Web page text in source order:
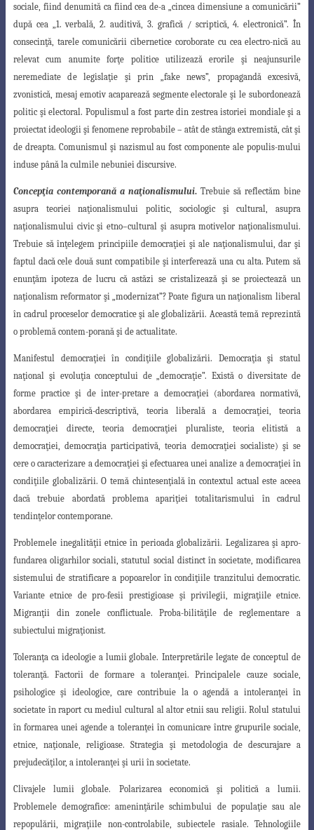
sociale, fiind denumită ca fiind cea de-a „cincea dimensiune a comunicării”
după cea „1. verbală, 2. auditivă, 3. grafică / scriptică , 4. electronică”. În
consecinţă, tarele comunicării cibernetice coroborate cu cea electro-nică au
relevat cum anumite forţe politice utilizează erorile şi neajunsurile
neremediatede legislaţie şi prin „fake news”, propagandă excesivă,
zvonistică, mesaj emotiv acaparează segmente electorale şi le subordonează
politic şi electoral. Populismul a fost parte din zestrea istoriei mondiale şi a
proiectat ideologii şi fenomene reprobabile – atât de stânga extremistă, cât şi
de dreapta. Comunismul şi nazismul au fost componente ale populis-mului
induse până la culmile nebuniei discursive.
Concepţia contemporană a naţionalismului. Trebuie să reflectăm bine
asupra teoriei naţionalismului politic, sociologic şi cultural, asupra
naţionalismului civic şi etno–cultural şi asupra motivelor naţionalismului.
Trebuie să înţelegem principiile democraţiei şi ale naţionalismului, dar şi
faptul dacă cele două sunt compatibile şi interferează una cu alta. Putem să
enunţăm ipoteza de lucru că astăzi se cristalizează şi se proiectează un
naţionalism reformator şi „modernizat”? Poate figura un naţionalism liberal
în cadrulproceselor democratice şi ale globalizării. Această temă reprezintă
o problemă contem-porană şi de actualitate.
Manifestul democraţiei în condiţiile globalizării. Democraţia şi statul
naţional şi evoluţia conceptului de „democraţie”. Există o diversitate de
forme practice şi de inter-pretare a democraţiei (abordarea normativă,
abordarea empirică-descriptivă, teoria liberală a democraţiei, teoria
democraţiei directe, teoria democraţiei pluraliste, teoria elitistă a
democraţiei, democraţia participativă, teoria democraţiei socialiste) şi se
cere o caracterizare a democraţiei şi efectuarea unei analize a democraţiei în
condiţiile globalizării. O temă chintesenţială în contextul actual este aceea
dacă trebuie abordată problema apariţiei totalitarismului în cadrul
tendinţelor contemporane.
Problemele inegalităţii etnice în perioada globalizării. Legalizarea şi apro-
fundarea oligarhilor sociali, statutul social distinct în societate, modificarea
sistemului de stratificare a popoarelor în condiţiile tranzitului democratic.
Variante etnice de pro-fesii prestigioase şi privilegii, migraţiile etnice.
Migranţii din zonele conflictuale. Proba-bilităţile de reglementare a
subiectului migraţionist.
Toleranţa ca ideologie a lumii globale. Interpretările legate de conceptul de
toleranţă. Factorii de formare a toleranţei. Principalele cauze sociale,
psihologice şi ideologice, care contribuie la o agendă a intoleranţei în
societate în raport cu mediul cultural al altor etnii sau religii. Rolul statului
în formarea unei agende a toleranţei în comunicare între grupurile sociale,
etnice, naţionale, religioase. Strategia şi metodologia de descurajare a
prejudecăţilor, a intoleranţei şi urii în societate.
Clivajele lumii globale.
Polarizarea economică şi politică a lumii.
Problemele demografice: ameninţările schimbului de populaţie sau ale
repopulării, migraţiile non-controlabile, subiectele rasiale. Tehnologiile